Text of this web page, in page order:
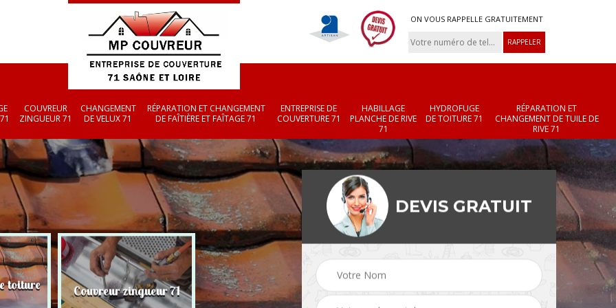
ON VOUS RAPPELLE GRATUITEMENT
COUVREUR
ZINGUEUR 71
CHANGEMENT
DE VELUX 71
RÉPARATION ET CHANGEMENT
DE FAÎTIÈRE ET FAÎTAGE 71
ENTREPRISE DE
COUVERTURE 71
HABILLAGE
PLANCHE DE RIVE
71
HYDROFUGE
DE TOITURE 71
RÉPARATION ET
CHANGEMENT DE TUILE DE
RIVE 71
toiture Couvreur zingueur 71 Changement de velux
71
Réparation et
changement de faîtière
et faîtage 71
Entreprise de
couverture 71
DEVIS GRATUIT